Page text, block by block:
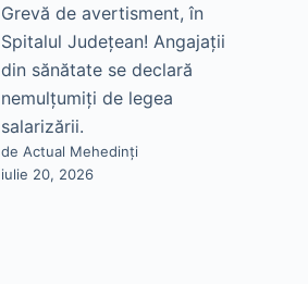
Grevă de avertisment, în
Spitalul Județean! Angajații
din sănătate se declară
nemulțumiți de legea
salarizării.
de Actual Mehedinți
iulie 20, 2026